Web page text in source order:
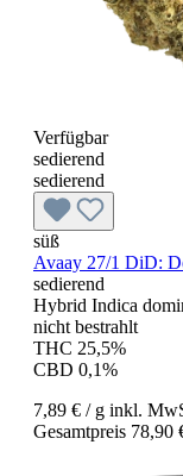
Verfügbar
sedierend
sedierend
süß
Avaay 27/1 DiD:
sedierend
Hybrid Indica
nicht bestrahlt
THC 25,5%
CBD 0,1%
7,89 € / g inkl.
Gesamtpreis 78,90